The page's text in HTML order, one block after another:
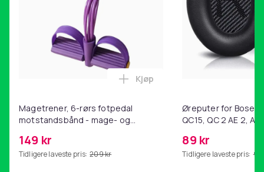
Magetrener, 6-rørs fotpedal
motstandsbånd - mage- og
hjemmegymnastikk Purple
149 kr
Tidligere laveste pris: 209 kr
Legg Magetrener, 6-rørs
Kjøp
Øreputer for Bose
QC15, QC 2 AE 2, AE
89 kr
Tidligere laveste pris: 99